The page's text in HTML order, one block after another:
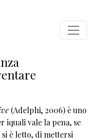
(Adelphi, 2006) è uno
iquali vale la pena, se
è letto, di mettersi